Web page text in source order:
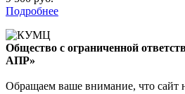
Подробнее
Общество с ограниченной
АПР»
Обращаем ваше внимание, что сайт